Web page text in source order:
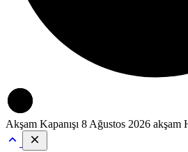
Akşam Kapanışı 8 Ağustos 2026 akşam